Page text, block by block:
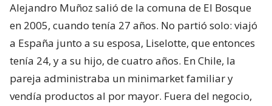
Alejandro Muñoz salió de la comuna de El Bosque
en 2005, cuando tenía 27 años. No partió solo: viajó
a España junto a su esposa, Liselotte, que entonces
tenía 24, y a su hijo, de cuatro años. En Chile, la
pareja administraba un minimarket familiar y
vendía productos al por mayor. Fuera del negocio,